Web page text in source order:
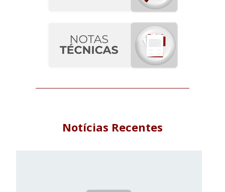
Notícias Recentes